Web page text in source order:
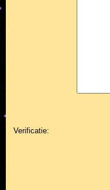
Verificatie: